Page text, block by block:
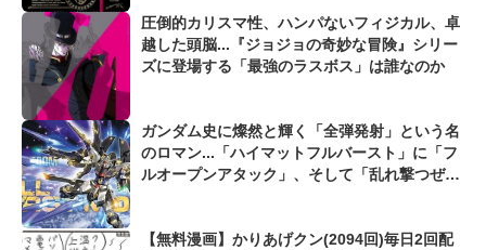
圧倒的カリスマ性、ハンパないフィジカル、卓
越した頭脳...『ジョジョの奇妙な冒険』シリー
ズに登場する「最強のラスボス」は誰なのか
ガンダム史に燦然と輝く「全弾発射」という名
のロマン...「ハイマットフルバースト」に「フ
ルオープンアタック」、そして「乱れ撃つぜ」
【無料漫画】かりあげクン(2094回)毎日2回配